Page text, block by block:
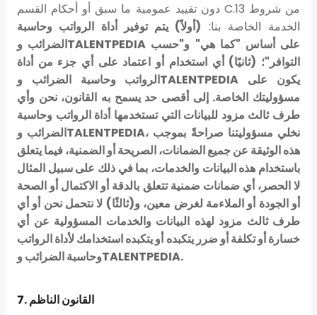
دون تقييد عمومية ما سبق أو أحكام القسم C.13 من شروط
الخدمة الخاصة بنا: (أولاً) يتم توفير أداة الرواتب وحاسبة
الضرائب وTALENTPEDIA على أساس "كما هي" و"حسب
التوافر"؛ (ثانيًا) أي استخدام أو اعتماد على أي جزء من أداة
الرواتب وحاسبة الضرائب وTALENTPEDIA يكون على
مسؤوليتك الخاصة. إلى أقصى حد يسمح به القانون، نحن وأي
طرف ثالث مزود للبيانات التي تستخدمها أداة الرواتب وحاسبة
الضرائب وTALENTPEDIA، نخلي مسؤوليتنا صراحةً بموجب
هذه الوثيقة عن جميع الضمانات، الصريحة أو الضمنية، فيما يتعلق
باستخدام هذه البيانات والخدمات، بما في ذلك على سبيل المثال
لا الحصر، أي ضمانات ضمنية تتعلق بالدقة أو الاكتمال أو الصحة
أو الجودة أو الملاءمة لغرض معين، و(ثالثًا) لا نتحمل نحن أو أي
طرف ثالث مزود لهذه البيانات والخدمات المسؤولية عن أي
خسارة أو تكلفة أو ضرر يتكبده أو يتكبده استخدامك لأداة الرواتب
وحاسبة الضرائب وTALENTPEDIA.
7. القانون الناظم